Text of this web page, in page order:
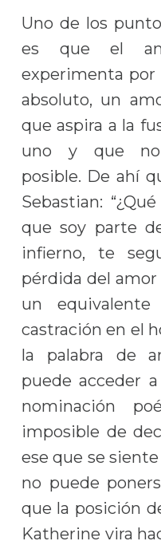
Uno de los
es que el
experimenta por
absoluto, un
que aspira a la
uno y que no
posible. De ahí
Sebastian:
que soy parte
infierno, te
pérdida del
un
castración en el
la palabra de
puede acceder
nominación
imposible de
ese que se
no puede
que la posición
Katherine vira